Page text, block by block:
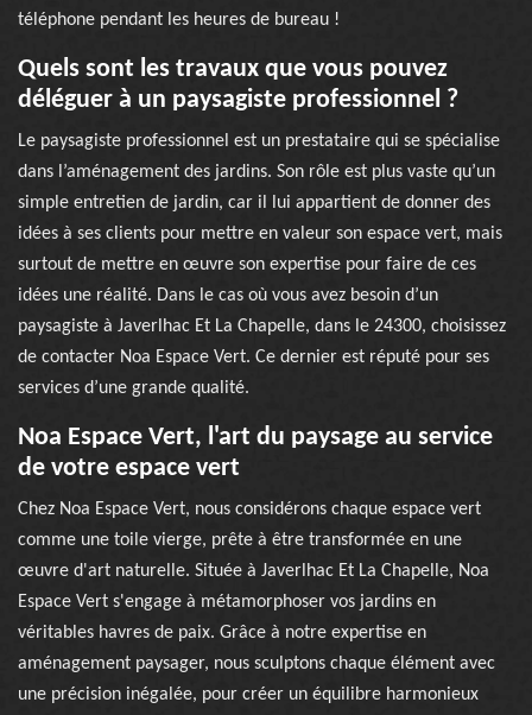
téléphone pendant les heures de bureau !
Quels sont les travaux que vous pouvez
déléguer à un paysagiste professionnel ?
Le paysagiste professionnel est un prestataire qui se spécialise
dans l’aménagement des jardins. Son rôle est plus vaste qu’un
simple entretien de jardin, car il lui appartient de donner des
idées à ses clients pour mettre en valeur son espace vert, mais
surtout de mettre en œuvre son expertise pour faire de ces
idées une réalité. Dans le cas où vous avez besoin d’un
paysagiste à Javerlhac Et La Chapelle, dans le 24300, choisissez
de contacter Noa Espace Vert. Ce dernier est réputé pour ses
services d’une grande qualité.
Noa Espace Vert, l'art du paysage au service
de votre espace vert
Chez Noa Espace Vert, nous considérons chaque espace vert
comme une toile vierge, prête à être transformée en une
œuvre d'art naturelle. Située à Javerlhac Et La Chapelle, Noa
Espace Vert s'engage à métamorphoser vos jardins en
véritables havres de paix. Grâce à notre expertise en
aménagement paysager, nous sculptons chaque élément avec
une précision inégalée, pour créer un équilibre harmonieux